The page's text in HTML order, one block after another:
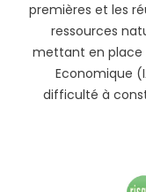
premières et les
ressources
mettant en place
Economique
difficulté à